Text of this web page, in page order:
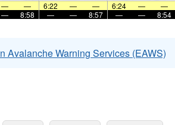
— — 6:22 — — 6:24 — —
— 8:58 — — 8:57 — — 8:54
Avalanche Warning Services (EAWS)